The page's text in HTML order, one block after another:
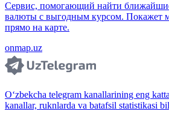
Сервис, помогающий найти
валюты с выгодным курсом. Покажет
прямо на карте.
onmap.uz
O‘zbekcha telegram kanallarining eng
kanallar, ruknlarda va batafsil statistikasi